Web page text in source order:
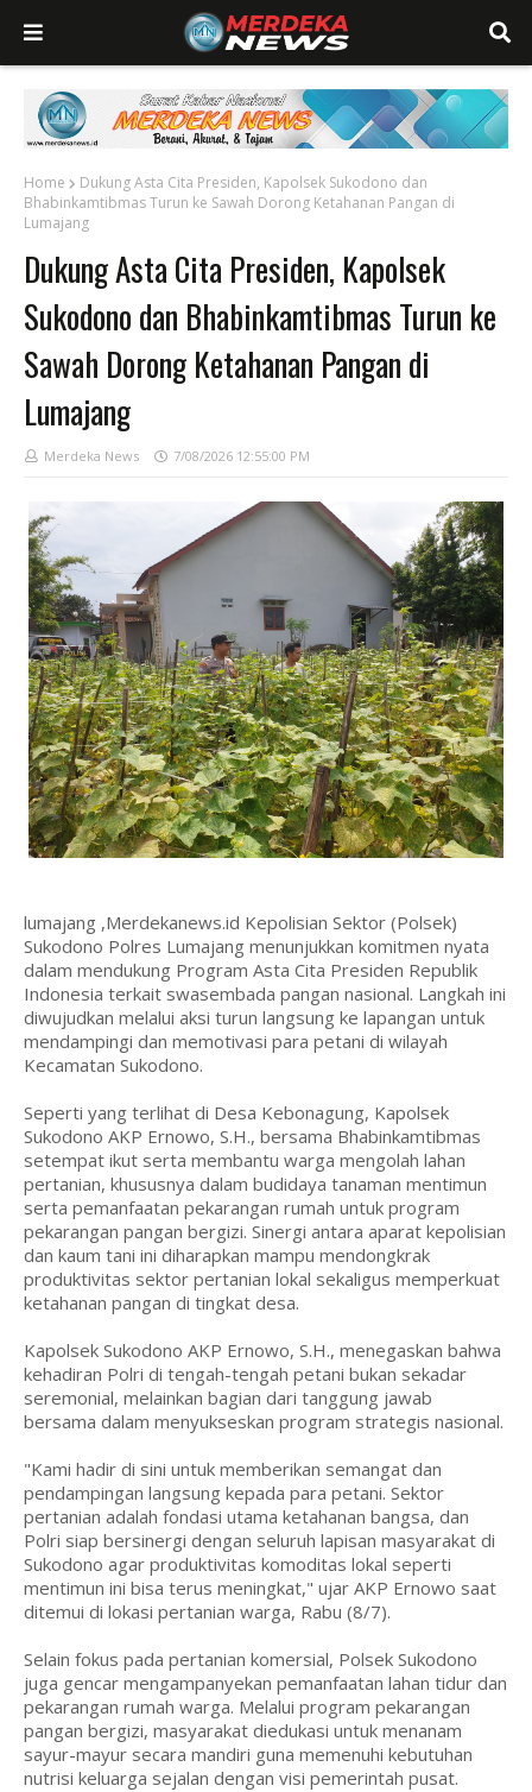
Home
Dukung Asta Cita Presiden, Kapolsek Sukodono dan
Bhabinkamtibmas Turun ke Sawah Dorong Ketahanan Pangan di
Lumajang
Dukung Asta Cita Presiden, Kapolsek
Sukodono dan Bhabinkamtibmas Turun ke
Sawah Dorong Ketahanan Pangan di
Lumajang
Merdeka News 7/08/2026 12:55:00 PM
lumajang ,Merdekanews.id Kepolisian Sektor (Polsek)
Sukodono Polres Lumajang menunjukkan komitmen nyata
dalam mendukung Program Asta Cita Presiden Republik
Indonesia terkait swasembada pangan nasional. Langkah ini
diwujudkan melalui aksi turun langsung ke lapangan untuk
mendampingi dan memotivasi para petani di wilayah
Kecamatan Sukodono.
Seperti yang terlihat di Desa Kebonagung, Kapolsek
Sukodono AKP Ernowo, S.H., bersama Bhabinkamtibmas
setempat ikut serta membantu warga mengolah lahan
pertanian, khususnya dalam budidaya tanaman mentimun
serta pemanfaatan pekarangan rumah untuk program
pekarangan pangan bergizi. Sinergi antara aparat kepolisian
dan kaum tani ini diharapkan mampu mendongkrak
produktivitas sektor pertanian lokal sekaligus memperkuat
ketahanan pangan di tingkat desa.
Kapolsek Sukodono AKP Ernowo, S.H., menegaskan bahwa
kehadiran Polri di tengah-tengah petani bukan sekadar
seremonial, melainkan bagian dari tanggung jawab
bersama dalam menyukseskan program strategis nasional.
"Kami hadir di sini untuk memberikan semangat dan
pendampingan langsung kepada para petani. Sektor
pertanian adalah fondasi utama ketahanan bangsa, dan
Polri siap bersinergi dengan seluruh lapisan masyarakat di
Sukodono agar produktivitas komoditas lokal seperti
mentimun ini bisa terus meningkat," ujar AKP Ernowo saat
ditemui di lokasi pertanian warga, Rabu (8/7).
Selain fokus pada pertanian komersial, Polsek Sukodono
juga gencar mengampanyekan pemanfaatan lahan tidur dan
pekarangan rumah warga. Melalui program pekarangan
pangan bergizi, masyarakat diedukasi untuk menanam
sayur-mayur secara mandiri guna memenuhi kebutuhan
nutrisi keluarga sejalan dengan visi pemerintah pusat.